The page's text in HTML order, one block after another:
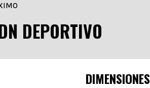
DEPORTIVO
DIMENSIONES